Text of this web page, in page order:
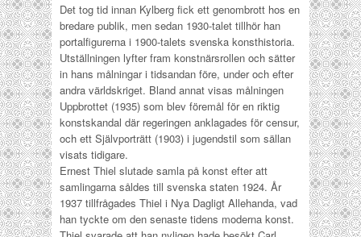
Det tog tid innan Kylberg fick ett genombrott hos en
bredare publik, men sedan 1930-talet tillhör han
portalfigurerna i 1900-talets svenska konsthistoria.
Utställningen lyfter fram konstnärsrollen och sätter
in hans målningar i tidsandan före, under och efter
andra världskriget. Bland annat visas målningen
Uppbrottet (1935) som blev föremål för en riktig
konstskandal där regeringen anklagades för censur,
och ett Självporträtt (1903) i jugendstil som sällan
visats tidigare.
Ernest Thiel slutade samla på konst efter att
samlingarna såldes till svenska staten 1924. År
1937 tillfrågades Thiel i Nya Dagligt Allehanda, vad
han tyckte om den senaste tidens moderna konst.